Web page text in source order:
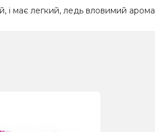
має легкий, ледь вловимий